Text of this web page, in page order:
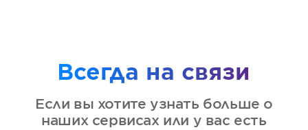
Всегда на связи
Если вы хотите узнать больше о
наших сервисах или у вас есть